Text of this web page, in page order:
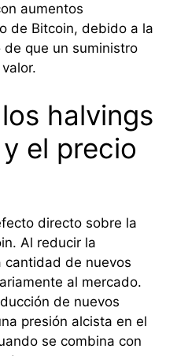
aumentos
de Bitcoin, debido a la
que un suministro
halvings
el precio
directo sobre la
Al reducir la
cantidad de nuevos
al mercado.
de nuevos
presión alcista en el
se combina con